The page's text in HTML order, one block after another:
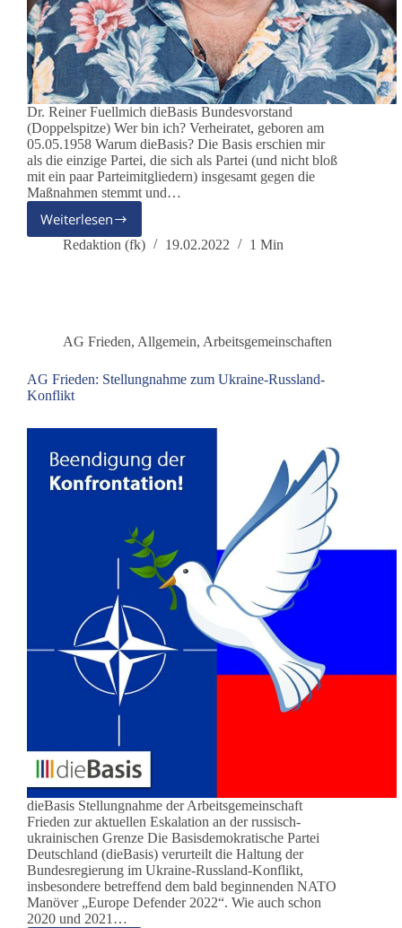
Dr. Reiner Fuellmich dieBasis Bundesvorstand
(Doppelspitze) Wer bin ich? Verheiratet, geboren am
05.05.1958 Warum dieBasis? Die Basis erschien mir
als die einzige Partei, die sich als Partei (und nicht bloß
mit ein paar Parteimitgliedern) insgesamt gegen die
Maßnahmen stemmt und…
Weiterlesen
Dr.
Reiner
Bundesvorstand
(Doppelspitze)
Redaktion (fk) 19.02.2022 1 Min
AG Frieden, Allgemein, Arbeitsgemeinschaften
AG Frieden: Stellungnahme zum Ukraine-Russland-
Konflikt
dieBasis Stellungnahme der Arbeitsgemeinschaft
Frieden zur aktuellen Eskalation an der russisch-
ukrainischen Grenze Die Basisdemokratische Partei
Deutschland (dieBasis) verurteilt die Haltung der
Bundesregierung im Ukraine-Russland-Konflikt,
insbesondere betreffend dem bald beginnenden NATO
Manöver „Europe Defender 2022“. Wie auch schon
2020 und 2021…